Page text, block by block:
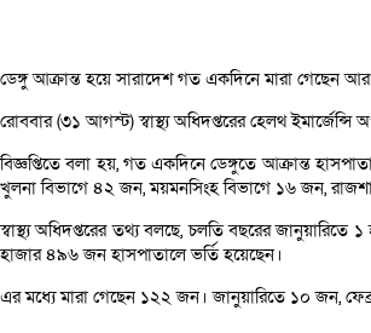
ডেঙ্গু আক্রান্ত হয়ে সারাদেশ গত একদিনে মারা গেছেন
রোববার (৩১ আগস্ট) স্বাস্থ্য অধিদপ্তরের হেলথ
বিজ্ঞপ্তিতে বলা হয়, গত একদিনে ডেঙ্গুতে আক্রান্ত
খুলনা বিভাগে ৪২ জন, ময়মনসিংহ বিভাগে ১৬ জন,
স্বাস্থ্য অধিদপ্তরের তথ্য বলছে, চলতি বছরের
হাজার ৪৯৬ জন হাসপাতালে ভর্তি হয়েছেন।
এর মধ্যে মারা গেছেন ১২২ জন। জানুয়ারিতে ১০ জন,